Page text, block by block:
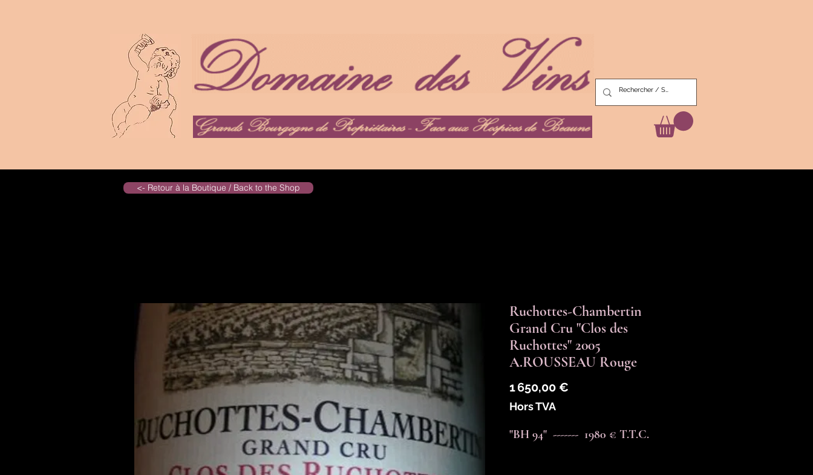
<- Retour à la Boutique / Back to the Shop
Ruchottes-Chambertin
Grand Cru "Clos des
Ruchottes" 2005
A.ROUSSEAU Rouge
1 650,00 €
Hors TVA
"BH 94"  -------  1980 € T.T.C.